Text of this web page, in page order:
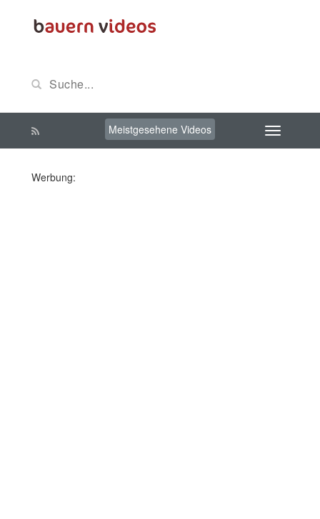
Meistgesehene Videos
Werbung: